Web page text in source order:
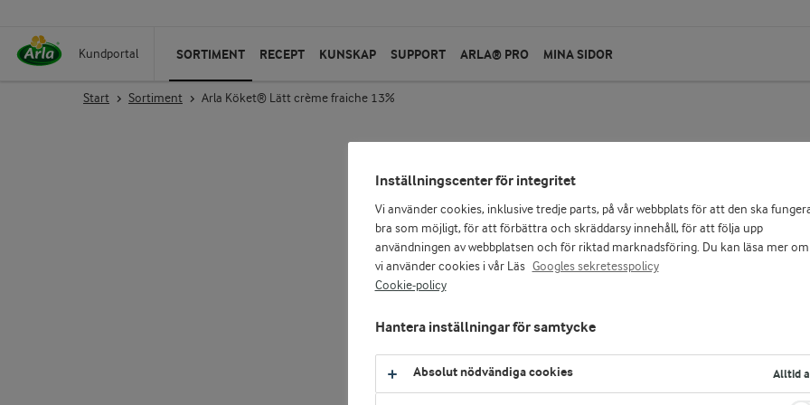
Kundportal SORTIMENT RECEPT KUNSKAP SUPPORT ARLA® PRO MINA SIDOR
Start Sortiment Arla Köket® Lätt crème fraiche 13%
Lätt crème fraiche
200 ml
Arla Köket® Lätt crème fraiche 13% är en
konsistens och frisk syrlig smak. Lätt crème
soppor och såser men även i kalla såser
potatissallad. Förhöjer smaken och ger
utan redning. Kokbar. Tillverkas genom
med den blågula mjölkkannan garanterar
Inställningscenter för integritet
Vi använder cookies, inklusive tredje parts, på vår webbplats för att den ska
bra som möjligt, för att förbättra och skräddarsy innehåll, för att följa upp
användningen av webbplatsen och för riktad marknadsföring. Du kan läsa mer
vi använder cookies i vår Läs Googles sekretesspolicy
Cookie-policy
Hantera inställningar för samtycke
Absolut nödvändiga cookies Alltid